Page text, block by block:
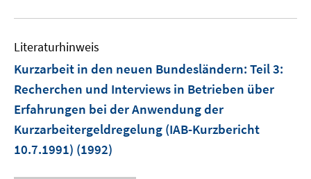
Literaturhinweis
Kurzarbeit in den neuen Bundesländern: Teil 3:
Recherchen und Interviews in Betrieben über
Erfahrungen bei der Anwendung der
Kurzarbeitergeldregelung (IAB-Kurzbericht
10.7.1991) (1992)